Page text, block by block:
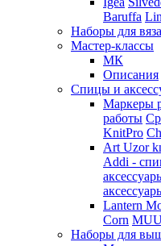
Baruffa
Наборы для
Мастер-классы
МК
Описания
Спицы и
Маркеры
работы
KnitPro
Art Uzor
Addi -
Lantern
Corn
Наборы для